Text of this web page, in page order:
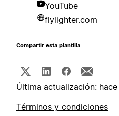
YouTube
flylighter.com
Compartir esta plantilla
Última actualización:
Términos y condiciones